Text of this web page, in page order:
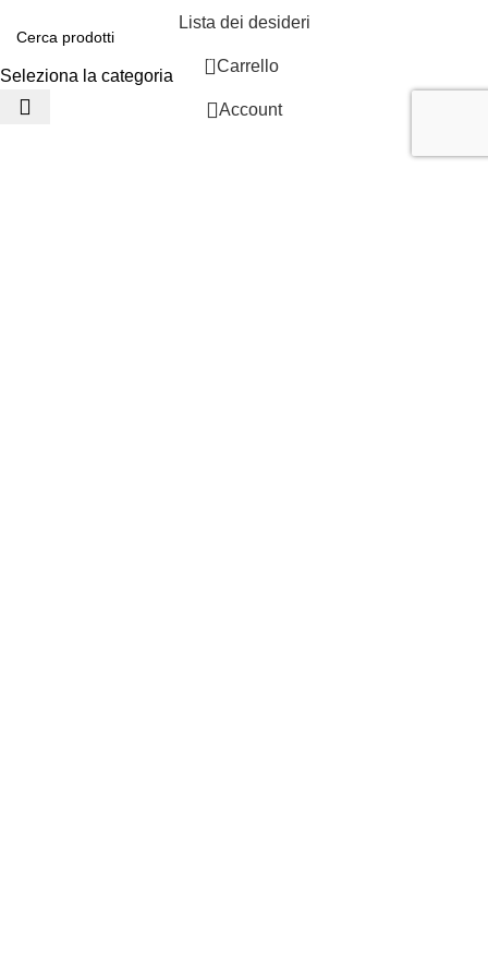
Seleziona la categoria
Lista dei desideri
0 Carrello
Account